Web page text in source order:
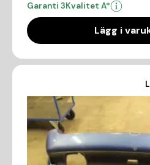
Garanti 3Kvalitet A*
Lägg i